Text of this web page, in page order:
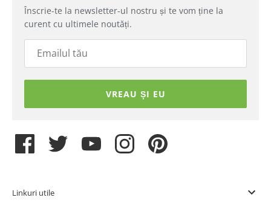
Înscrie-te la newsletter-ul nostru și te vom ține la
curent cu ultimele noutăți.
VREAU ȘI EU
Linkuri utile